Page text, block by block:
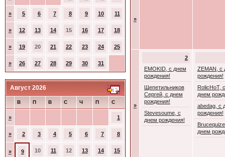
» 5 6 7 8 9 10 11
» 12 13 14 15 16 17 18
» 19 20 21 22 23 24 25
» 26 27 28 29 30 31
Август 2026
В П В С Ч П С
» 1
» 2 3 4 5 6 7 8
» 9 10 11 12 13 14 15
»
»
2
EMOKID, с днем
рождения!
Щепетильников
Сергей, с днем
рождения!
Stevesoume, с
днем рождения!
ZEMAN, с
рождения!
RolicHoT, с
днем
abedag, с
рождения!
днем